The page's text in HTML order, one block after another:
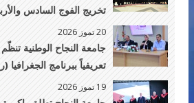
تخريج الفوج السادس
لطلبة كليات الدراسات
وجراحة الفم والأسنان،
والتمريض، والطب البيطري
20 تموز 2026
جامعة النجاح الوطنية تنظّم
تعريفياً ببرنامج الجغرافيا
فرعي جيوماتكس) لطلبة
العامة وذويهم
19 تموز 2026